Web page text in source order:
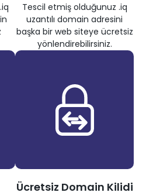
Tescil etmiş olduğunuz .iq
uzantılı domain adresini
başka bir web siteye ücretsiz
yönlendirebilirsiniz.
Ücretsiz Domain Kilidi